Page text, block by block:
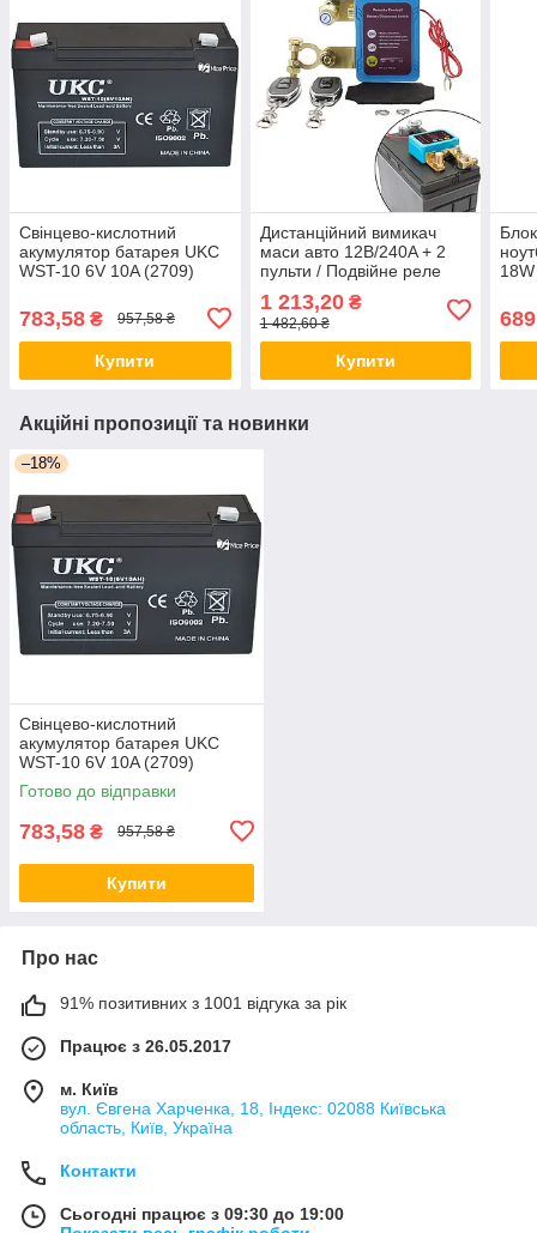
Свінцево-кислотний
акумулятор батарея UKC
WST-10 6V 10A (2709)
783,58 ₴ 957,58 ₴
Купити
Дистанційний вимикач
маси авто 12В/240A + 2
пульти / Подвійне реле
автомобільної батареї
1 213,20₴
1 482,60 ₴
Купити
689
Акційні пропозиції та новинки
–18%
Свінцево-кислотний
акумулятор батарея UKC
WST-10 6V 10A (2709)
Готово до відправки
783,58 ₴ 957,58 ₴
Купити
Про нас
91% позитивних з 1001 відгука за рік
Працює з 26.05.2017
м. Київ
вул. Євгена Харченка, 18, Індекс: 02088 Київська
область, Київ, Україна
Контакти
Сьогодні працює з 09:30 до 19:00